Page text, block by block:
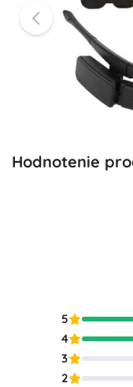
Hodnotenie
5
4
3
2